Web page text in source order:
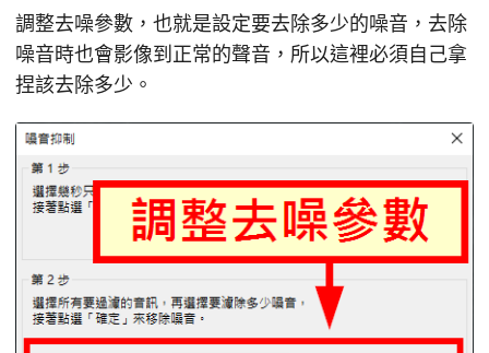
調整去噪參數，也就是設定要去除多少的噪音，去除
噪音時也會影像到正常的聲音，所以這裡必須自己拿
捏該去除多少。